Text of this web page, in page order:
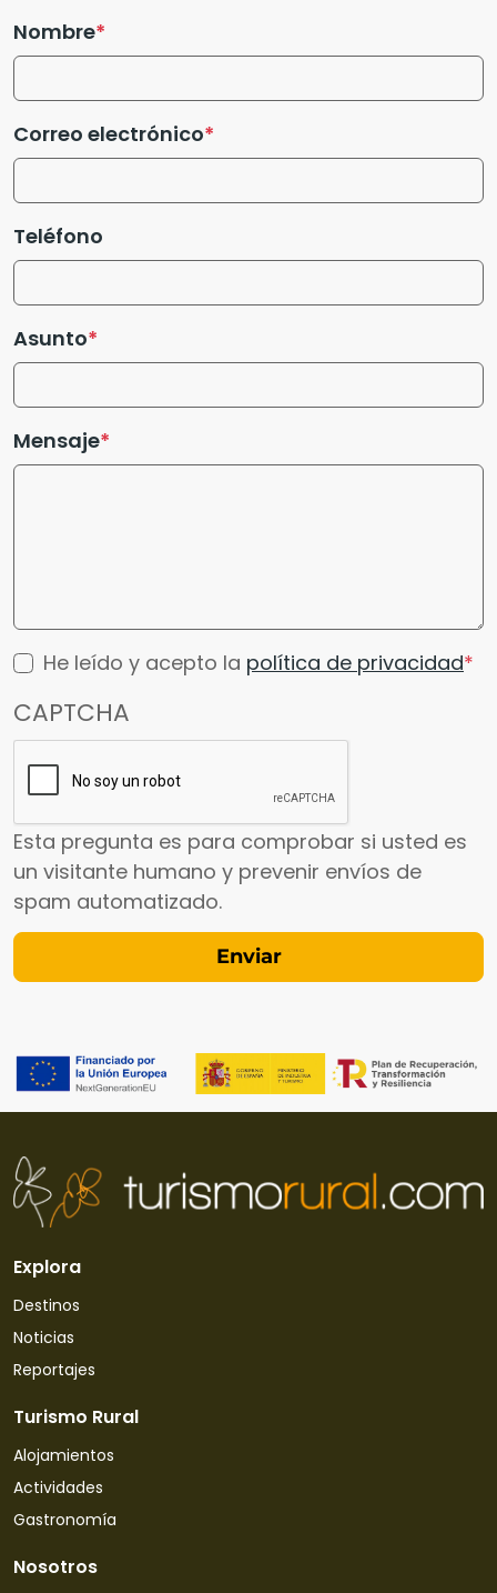
Nombre
Correo electrónico
Teléfono
Asunto
Mensaje
He leído y acepto la política de privacidad
CAPTCHA
Esta pregunta es para comprobar si usted es
un visitante humano y prevenir envíos de
spam automatizado.
Explora
Destinos
Noticias
Reportajes
Turismo Rural
Alojamientos
Actividades
Gastronomía
Nosotros